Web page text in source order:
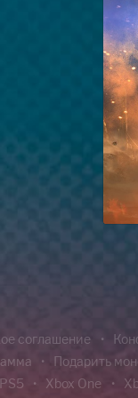
соглашение
Подарить
PS5 Xbox One